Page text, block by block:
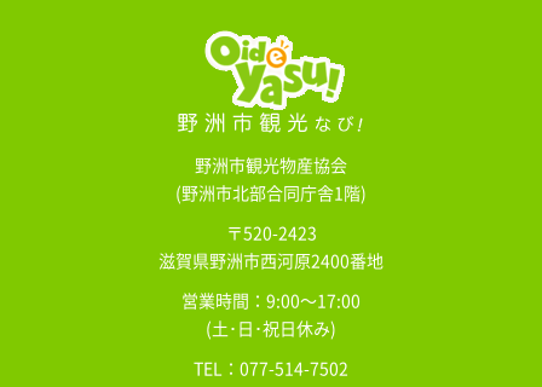
野洲市観光物産協会
(野洲市北部合同庁舎1階)
〒520-2423
滋賀県野洲市西河原2400番地
営業時間：9:00～17:00
(土･日･祝日休み)
TEL：077-514-7502